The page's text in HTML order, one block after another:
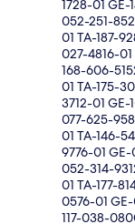
1728-01
052-251-
01 TA-187-
027-4816-01
168-606-
01 TA-175-
3712-01
077-625-
01 TA-146-
9776-01
052-314-
01 TA-177-
0576-01
117-038-